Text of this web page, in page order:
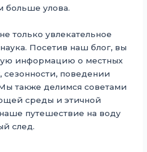
больше улова.
только увлекательное
Посетив наш блог, вы
информацию о местных
сезонности, поведении
также делимся советами
среды и этичной
путешествие на воду
след.